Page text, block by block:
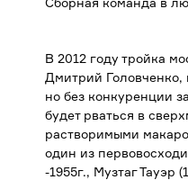
В 2012 году тройка
Дмитрий
но без конкуренции
будет рваться в
растворимыми
один из
-1955г., Музтаг